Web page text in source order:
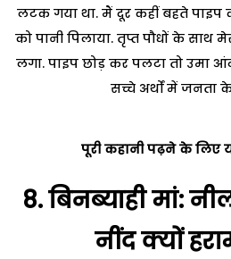
लटक गया था. मैं दूर कहीं बहते पाइप
को पानी पिलाया. तृप्त पौधों के
लगा. पाइप छोड़ कर पलटा तो उमा
सच्चे अर्थों में जनता
पूरी कहानी पढ़ने के लिए
8.बिनब्याही मां:
नींद क्यों